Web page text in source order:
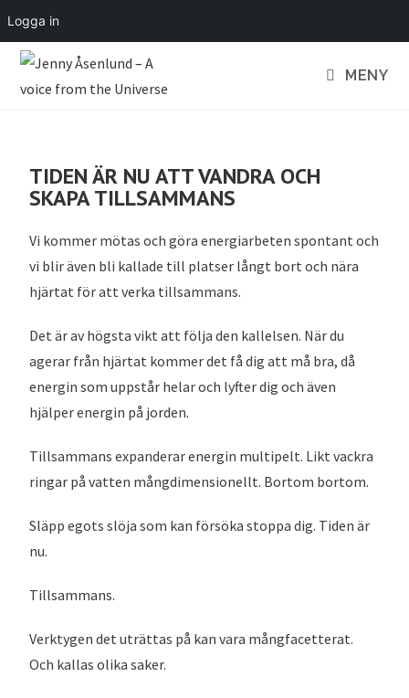
Logga in
MENY
TIDEN ÄR NU ATT VANDRA OCH
SKAPA TILLSAMMANS
Vi kommer mötas och göra energiarbeten spontant och
vi blir även bli kallade till platser långt bort och nära
hjärtat för att verka tillsammans.
Det är av högsta vikt att följa den kallelsen. När du
agerar från hjärtat kommer det få dig att må bra, då
energin som uppstår helar och lyfter dig och även
hjälper energin på jorden.
Tillsammans expanderar energin multipelt. Likt vackra
ringar på vatten mångdimensionellt. Bortom bortom.
Släpp egots slöja som kan försöka stoppa dig. Tiden är
nu.
Tillsammans.
Verktygen det uträttas på kan vara mångfacetterat.
Och kallas olika saker.